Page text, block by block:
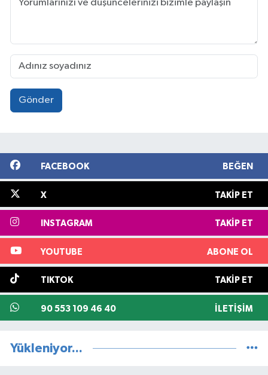
Gönder
FACEBOOK BEĞEN
X TAKIP ET
INSTAGRAM TAKIP ET
YOUTUBE ABONE OL
TIKTOK TAKIP ET
90 553 109 46 40 İLETIŞIM
Yükleniyor...